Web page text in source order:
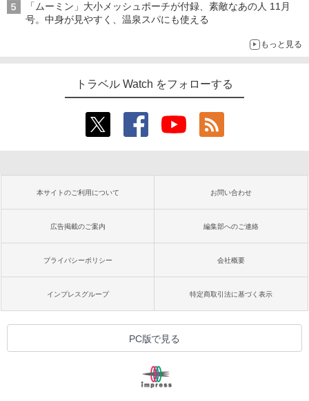
「ムーミン」大小メッシュポーチが付録、素敵なあの人 11月
号。中身が見やすく、温泉スパにも使える
もっと見る
トラベル Watch をフォローする
本サイトのご利用について お問い合わせ
広告掲載のご案内 編集部へのご連絡
プライバシーポリシー 会社概要
インプレスグループ 特定商取引法に基づく表示
PC版で見る